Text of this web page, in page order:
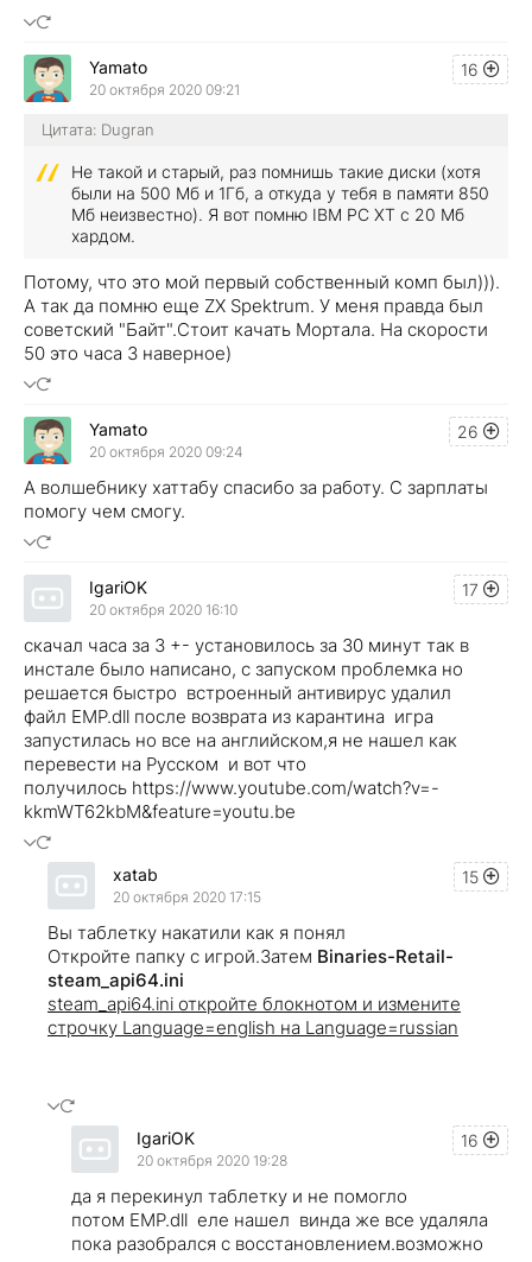
16
Yamato
20 октября 2020 09:21
Цитата: Dugran
Не такой и старый, раз помнишь такие диски (хотя
были на 500 Мб и 1Гб, а откуда у тебя в памяти 850
Мб неизвестно). Я вот помню IBM PC XT с 20 Мб
хардом.
Потому, что это мой первый собственный комп был))).
А так да помню еще ZX Spektrum. У меня правда был
советский "Байт".Стоит качать Мортала. На скорости
50 это часа 3 наверное)
26
Yamato
20 октября 2020 09:24
А волшебнику хаттабу спасибо за работу. С зарплаты
помогу чем смогу.
17
IgariOK
20 октября 2020 16:10
скачал часа за 3 +- установилось за 30 минут так в
инстале было написано, с запуском проблемка но
решается быстро встроенный антивирус удалил
файл EMP.dll после возврата из карантина игра
запустилась но все на английском,я не нашел как
перевести на Русском и вот что
получилось https://www.youtube.com/watch?v=-
kkmWT62kbM&feature=youtu.be
15
xatab
20 октября 2020 17:15
Вы таблетку накатили как я понял
Откройте папку с игрой.Затем Binaries-Retail-
steam_api64.ini
steam_api64.ini откройте блокнотом и измените
строчку Language=english на Language=russian
16
IgariOK
20 октября 2020 19:28
да я перекинул таблетку и не помогло
потом EMP.dll еле нашел винда же все удаляла
пока разобрался с восстановлением.возможно